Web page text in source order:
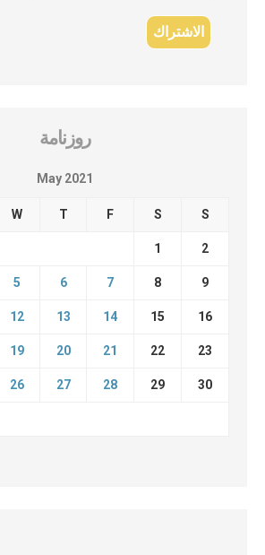
روزنامة
May 2021
W T F S S
1 2
5 6 7 8 9
12 13 14 15 16
19 20 21 22 23
26 27 28 29 30